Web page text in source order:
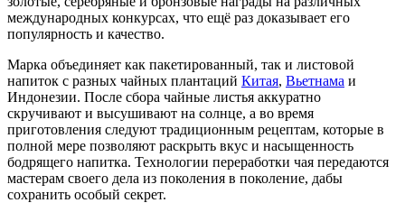
международных конкурсах, что ещё раз доказывает его
популярность и качество.
Марка объединяет как пакетированный, так и листовой
напиток с разных чайных плантаций Китая, Вьетнама и
Индонезии. После сбора чайные листья аккуратно
скручивают и высушивают на солнце, а во время
приготовления следуют традиционным рецептам, которые в
полной мере позволяют раскрыть вкус и насыщенность
бодрящего напитка. Технологии переработки чая передаются
мастерам своего дела из поколения в поколение, дабы
сохранить особый секрет.